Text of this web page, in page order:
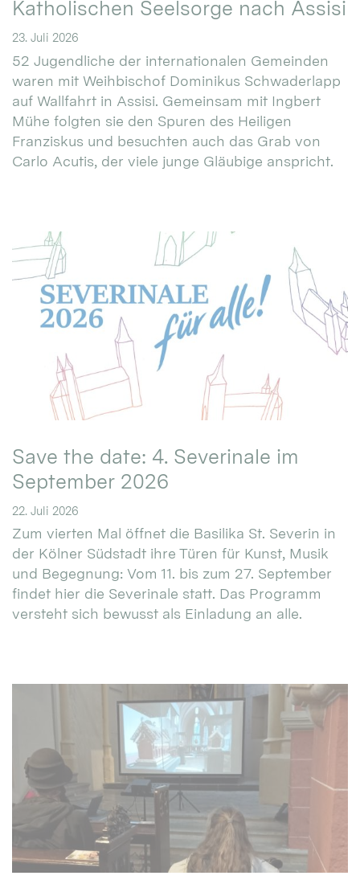
Katholischen Seelsorge nach Assisi
23. Juli 2026
52 Jugendliche der internationalen Gemeinden
waren mit Weihbischof Dominikus Schwaderlapp
auf Wallfahrt in Assisi. Gemeinsam mit Ingbert
Mühe folgten sie den Spuren des Heiligen
Franziskus und besuchten auch das Grab von
Carlo Acutis, der viele junge Gläubige anspricht.
Save the date: 4. Severinale im
September 2026
22. Juli 2026
Zum vierten Mal öffnet die Basilika St. Severin in
der Kölner Südstadt ihre Türen für Kunst, Musik
und Begegnung: Vom 11. bis zum 27. September
findet hier die Severinale statt. Das Programm
versteht sich bewusst als Einladung an alle.